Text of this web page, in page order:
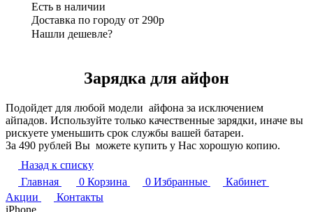
Есть в наличии
Доставка по городу от 290р
Нашли дешевле?
Зарядка для айфон
Подойдет для любой модели айфона за исключением
айпадов. Используйте только качественные зарядки, иначе вы
рискуете уменьшить срок службы вашей батареи.
За 490 рублей Вы можете купить у Нас хорошую копию.
Назад к списку
Главная
0 Корзина 0 Избранные
Кабинет
Акции
Контакты
iPhone